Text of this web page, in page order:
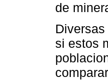
de
si estos